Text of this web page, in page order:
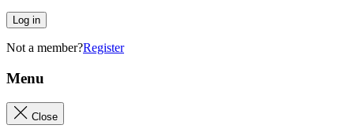
Log in
Not a member?Register
Menu
Close